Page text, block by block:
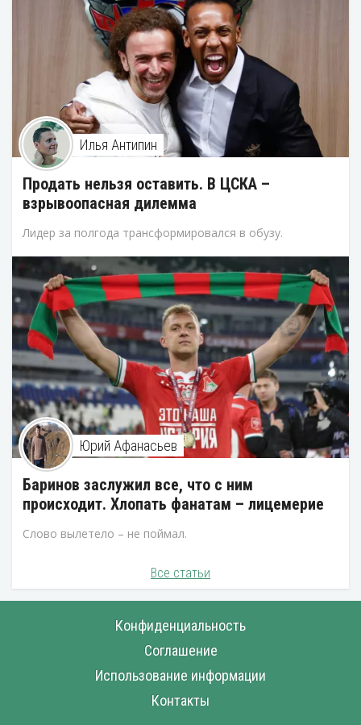
Илья Антипин
Продать нельзя оставить. В ЦСКА –
взрывоопасная дилемма
Лидер за полгода трансформировался в обузу.
Юрий Афанасьев
Баринов заслужил все, что с ним
происходит. Хлопать фанатам – лицемерие
Слово вылетело – не поймал.
Все статьи
Конфиденциальность
Соглашение
Использование информации
Контакты